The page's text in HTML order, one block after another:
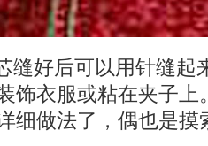
缝好后可以用针缝起
饰衣服或粘在夹子上
细做法了，偶也是摸